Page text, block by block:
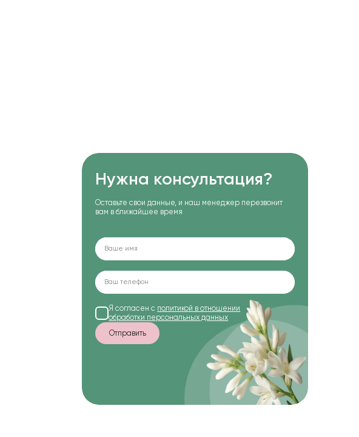
Нужна консультация?
Оставьте свои данные, и наш менеджер перезвонит
вам в ближайшее время
Я согласен с политикой в отношении
обработки персональных данных
Отправить